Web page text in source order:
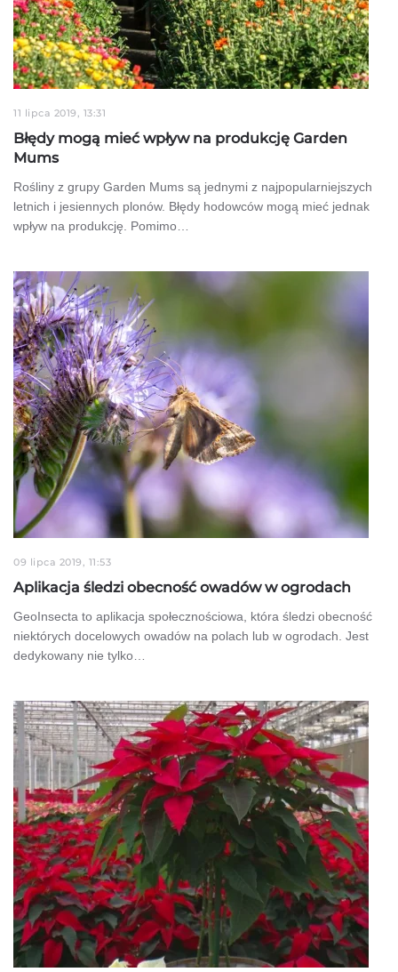
11 lipca 2019, 13:31
Błędy mogą mieć wpływ na produkcję Garden
Mums
Rośliny z grupy Garden Mums są jednymi z najpopularniejszych
letnich i jesiennych plonów. Błędy hodowców mogą mieć jednak
wpływ na produkcję. Pomimo…
09 lipca 2019, 11:53
Aplikacja śledzi obecność owadów w ogrodach
GeoInsecta to aplikacja społecznościowa, która śledzi obecność
niektórych docelowych owadów na polach lub w ogrodach. Jest
dedykowany nie tylko…